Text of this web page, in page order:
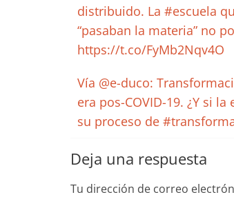
distribuido. La #escuela
“pasaban la materia” no
https://t.co/FyMb2Nqv4O
Vía @e-duco:
era pos-COVID-19. ¿Y si
su proceso de
Deja una respuesta
Tu dirección de correo